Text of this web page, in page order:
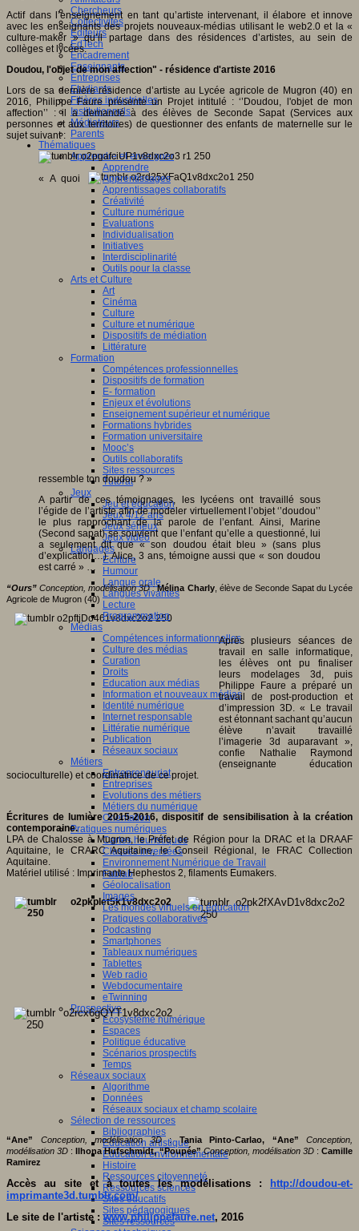
Chercheurs
Collectivités
Editeurs
EdTech
Encadrement
Enseignants
Entreprises
Etudiants
Filières industrielles
Institutionnels
Médiateurs
Parents
Thématiques
Apprendre et enseigner
Apprendre
Apprentissages
Apprentissages collaboratifs
Créativité
Culture numérique
Evaluations
Individualisation
Initiatives
Interdisciplinarité
Outils pour la classe
Arts et Culture
Art
Cinéma
Culture
Culture et numérique
Dispositifs de médiation
Littérature
Formation
Compétences professionnelles
Dispositifs de formation
E- formation
Enjeux et évolutions
Enseignement supérieur et numérique
Formations hybrides
Formation universitaire
Mooc’s
Outils collaboratifs
Sites ressources
Tutorat
Jeux
Jeu et éducation
Jeux 4/12 ans
Jeux sérieux
Jeux vidéo
Langages
Ecriture
Humour
Langue orale
Langues vivantes
Lecture
Programmation
Médias
Compétences informationnelles
Culture des médias
Curation
Droits
Education aux médias
Information et nouveaux médias
Identité numérique
Internet responsable
Littératie numérique
Publication
Réseaux sociaux
Métiers
Entrepreneuriat
Entreprises
Evolutions des métiers
Métiers du numérique
Orientation
Pratiques numériques
Cartes heuristiques
Classes inversées
Environnement Numérique de Travail
Fablab
Géolocalisation
Images
Les mondes virtuels en éducation
Pratiques collaboratives
Podcasting
Smartphones
Tableaux numériques
Tablettes
Web radio
Webdocumentaire
eTwinning
Prospective
Ecosystème numérique
Espaces
Politique éducative
Scénarios prospectifs
Temps
Réseaux sociaux
Algorithme
Données
Réseaux sociaux et champ scolaire
Sélection de ressources
Bibliographies
Education artistique
Education environnementale
Histoire
Ressources citoyenneté
Ressources sciences
Sites éducatifs
Sites pédagogiques
Sites ressources
Actif dans l’enseignement en tant qu’artiste intervenant, il élabore et innove
avec les enseignants des projets nouveaux-médias utilisant le web2.0 et la «
culture-maker » qu’il partage dans des résidences d’artistes, au sein de
collèges et lycées.
Doudou, l'objet de mon affection" - résidence d'artiste 2016
Lors de sa dernière résidence d’artiste au Lycée agricole de Mugron (40) en
2016, Philippe Faure présente un Projet intitulé : ‘’Doudou, l'objet de mon
affection’’ : il a demandé à des élèves de Seconde Sapat (Services aux
personnes et aux territoires) de questionner des enfants de maternelle sur le
sujet suivant :
« A quoi
ressemble ton doudou ? »
A partir de ces témoignages, les lycéens ont travaillé sous
l’égide de l’artiste afin de modeler virtuellement l’objet ‘’doudou’’
le plus rapprochant de la parole de l’enfant. Ainsi, Marine
(Second sapat) se souvient que l’enfant qu’elle a questionné, lui
a seulement dit que « son doudou était bleu » (sans plus
d’explication…). Alice, 3 ans, témoigne aussi que « son doudou
est carré » …
“Ours” Conception, modélisation 3D :Mélina Charly, élève de Seconde Sapat du Lycée
Agricole de Mugron (40)
Après plusieurs séances de
travail en salle informatique,
les élèves ont pu finaliser
leurs modelages 3d, puis
Philippe Faure a préparé un
travail de post-production et
d’impression 3D. « Le travail
est étonnant sachant qu’aucun
élève n’avait travaillé
l’imagerie 3d auparavant »,
confie Nathalie Raymond
(enseignante éducation
socioculturelle) et coordinatrice de ce projet.
Écritures de lumière 2015-2016, dispositif de sensibilisation à la création
contemporaine.
LPA de Chalosse à Mugron, le Préfet de Région pour la DRAC et la DRAAF
Aquitaine, le CRARC Aquitaine, le Conseil Régional, le FRAC Collection
Aquitaine.
Matériel utilisé : Imprimante Hephestos 2, filaments Eumakers.
“Ane” Conception, modélisation 3D:Tania Pinto-Carlao, “Ane” Conception,
modélisation 3D : Ilhona Hufschmidt, “Poupée”Conception, modélisation 3D: Camille
Ramirez
Accès au site et à toutes les modélisations :
http://doudou-et-
imprimante3d.tumblr.com/
Le site de l'artiste :www.philippefaure.net, 2016